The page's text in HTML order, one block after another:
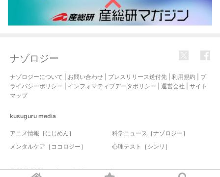
ナゾロジー
ナゾロジーについて お問い合わせ プレスリリース送付先 利用規約
プ
ライバシーポリシー
インフォマティブデータポリシー 運営会社
サイト
マップ
kusuguru media
アニメ情報［にじめん］
科学ニュース［ナゾロジー］
メンタルケア［ココロジー］
心理テスト［シンリ］
© 2017-2026 nazology. all rights reserved.